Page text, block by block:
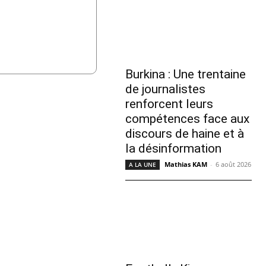
Burkina : Une trentaine
de journalistes
renforcent leurs
compétences face aux
discours de haine et à
la désinformation
A LA UNE Mathias KAM - 6 août 2026